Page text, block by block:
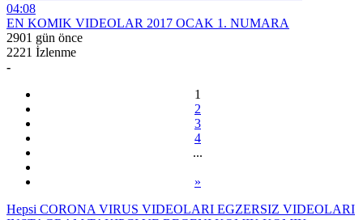
04:08
EN KOMIK VIDEOLAR 2017 OCAK 1. NUMARA
2901 gün önce
2221 İzlenme
-
1
2
3
4
...
»
Hepsi CORONA VIRUS VIDEOLARI EGZERSIZ VIDEOLARI